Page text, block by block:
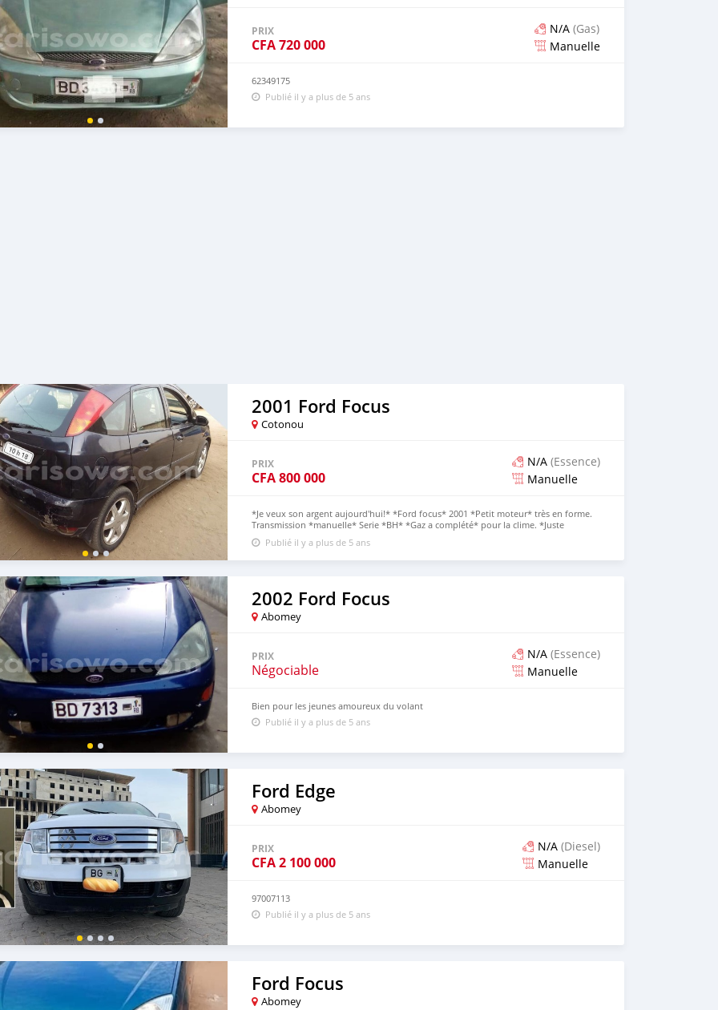
PRIX
CFA720 000
N/A (Gas)
Manuelle
62349175
Publié il y a plus de 5 ans
2001 Ford Focus
Cotonou
PRIX
CFA800 000
N/A (Essence)
Manuelle
*Je veux son argent aujourd'hui!* *Ford focus* 2001 *Petit moteur* très en forme.
Transmission *manuelle* Serie *BH* *Gaz a complété* pour la clime. *Juste
peinture à refaire*
Publié il y a plus de 5 ans
2002 Ford Focus
Abomey
PRIX
Négociable
N/A (Essence)
Manuelle
Bien pour les jeunes amoureux du volant
Publié il y a plus de 5 ans
Ford Edge
Abomey
PRIX
CFA2 100 000
N/A (Diesel)
Manuelle
97007113
Publié il y a plus de 5 ans
Ford Focus
Abomey